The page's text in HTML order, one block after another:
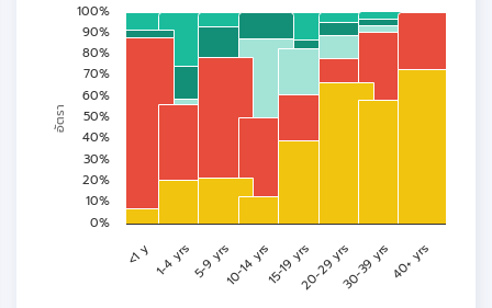
View as data table, ประวัติการได้รับวัคซีนจำแนกตามกลุ่มอายุ
The chart has 1 X axis displaying categories.
The chart has 1 Y axis displaying อัตรา. Data ranges from 7.02
อัตรา
<1 y 1-4 yrs5-9 yrs10-14 yrs15-19 yrs20-29 yrs30-39 yrs40+ yrs
0%
10%
20%
30%
40%
50%
60%
70%
80%
90%
100%